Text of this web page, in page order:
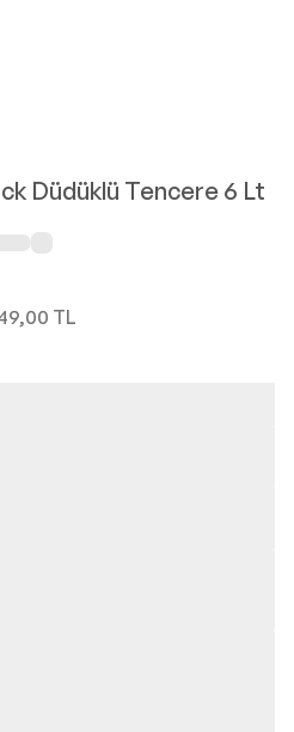
Düdüklü Tencere 6 Lt
TL